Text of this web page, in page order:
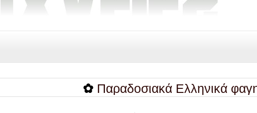
Παραδοσιακά Ελληνικά φαγητά